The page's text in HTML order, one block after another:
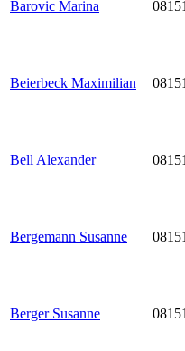
Barovic Marina
Beierbeck Maximilian
Bell Alexander
Bergemann Susanne
Berger Susanne